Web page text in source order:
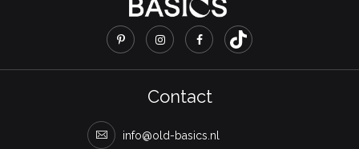
Contact
info@old-basics.nl